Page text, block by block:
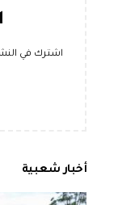
اشترك في
أخبار شعبية